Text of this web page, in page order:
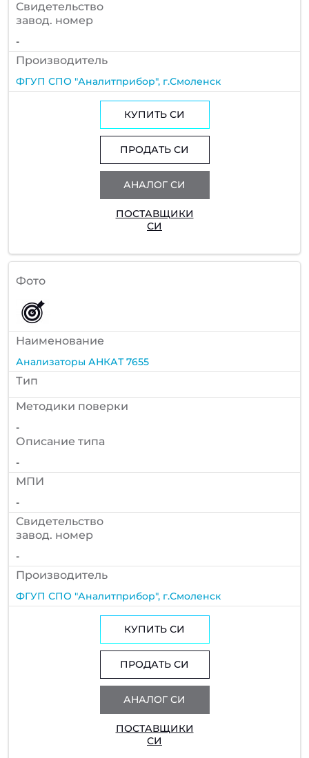
Cвидетельство
завод. номер
-
Производитель
ФГУП СПО "Аналитприбор", г.Смоленск
КУПИТЬ СИ
ПРОДАТЬ СИ
АНАЛОГ СИ
ПОСТАВЩИКИ
СИ
Фото
Наименование
Анализаторы АНКАТ 7655
Тип
Методики поверки
-
Описание типа
-
МПИ
-
Cвидетельство
завод. номер
-
Производитель
ФГУП СПО "Аналитприбор", г.Смоленск
КУПИТЬ СИ
ПРОДАТЬ СИ
АНАЛОГ СИ
ПОСТАВЩИКИ
СИ